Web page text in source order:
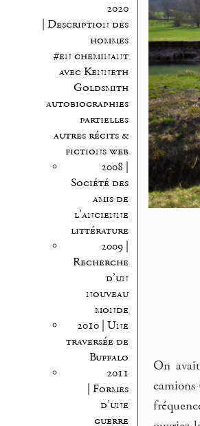
2020
| Description des
hommes
#en cheminant
avec Kenneth
Goldsmith
autobiographies
partielles
autres récits &
fictions web
2008 |
Société des
amis de
l’ancienne
littérature
2009 |
Recherche
d’un
nouveau
monde
2010 | Une
traversée de
Buffalo
2011
| Formes
d’une
guerre
On